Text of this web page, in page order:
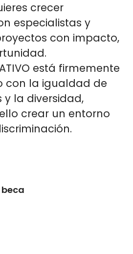
crecer
especialistas y
con impacto,
está firmemente
con la igualdad de
la diversidad,
crear un entorno